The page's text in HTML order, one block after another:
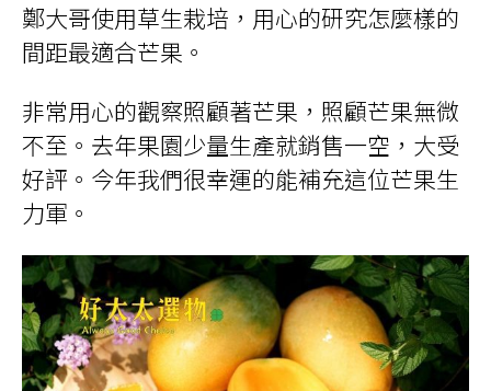
鄭大哥使用草生栽培，用心的研究怎麼樣的
間距最適合芒果。
非常用心的觀察照顧著芒果，照顧芒果無微
不至。去年果園少量生產就銷售一空，大受
好評。今年我們很幸運的能補充這位芒果生
力軍。